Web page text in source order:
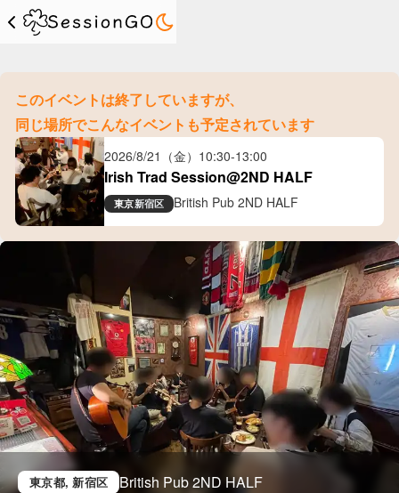
このイベントは終了していますが、
同じ場所でこんなイベントも予定されています
2026/8/21（金） 10:30-13:00
Irish Trad Session@2ND HALF
東京新宿区 British Pub 2ND HALF
東京都, 新宿区 British Pub 2ND HALF